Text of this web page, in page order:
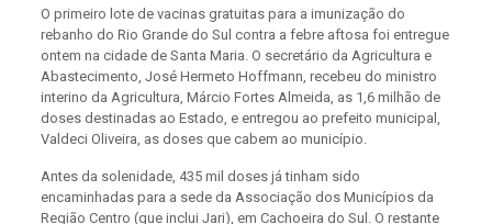
O primeiro lote de vacinas gratuitas para a imunização do
rebanho do Rio Grande do Sul contra a febre aftosa foi entregue
ontem na cidade de Santa Maria. O secretário da Agricultura e
Abastecimento, José Hermeto Hoffmann, recebeu do ministro
interino da Agricultura, Márcio Fortes Almeida, as 1,6 milhão de
doses destinadas ao Estado, e entregou ao prefeito municipal,
Valdeci Oliveira, as doses que cabem ao município.
Antes da solenidade, 435 mil doses já tinham sido
encaminhadas para a sede da Associação dos Municípios da
Região Centro (que inclui Jari), em Cachoeira do Sul. O restante